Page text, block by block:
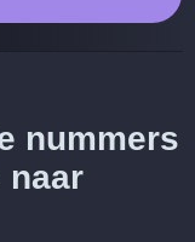
nummers
naar